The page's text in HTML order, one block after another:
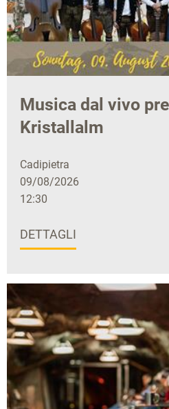
Musica dal vivo
Kristallalm
Cadipietra
09/08/2026
12:30
DETTAGLI